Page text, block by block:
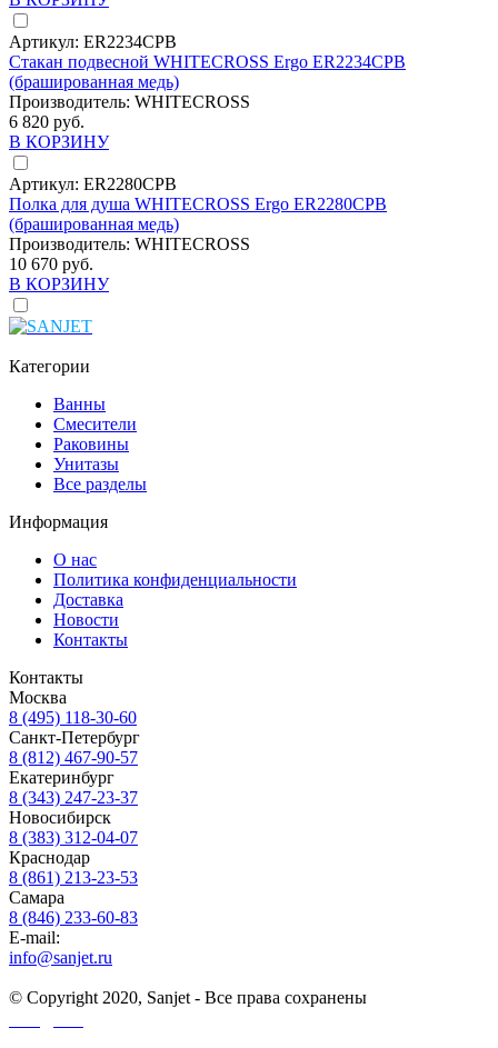
Артикул: ER2234CPB
Стакан подвесной WHITECROSS Ergo ER2234CPB
(брашированная медь)
Производитель: WHITECROSS
6 820 руб.
В КОРЗИНУ
Артикул: ER2280CPB
Полка для душа WHITECROSS Ergo ER2280CPB
(брашированная медь)
Производитель: WHITECROSS
10 670 руб.
В КОРЗИНУ
Категории
Ванны
Смесители
Раковины
Унитазы
Все разделы
Информация
О нас
Политика конфиденциальности
Доставка
Новости
Контакты
Контакты
Москва
8 (495) 118-30-60
Санкт-Петербург
8 (812) 467-90-57
Екатеринбург
8 (343) 247-23-37
Новосибирск
8 (383) 312-04-07
Краснодар
8 (861) 213-23-53
Самара
8 (846) 233-60-83
E-mail:
info@sanjet.ru
© Copyright 2020, Sanjet - Все права сохранены